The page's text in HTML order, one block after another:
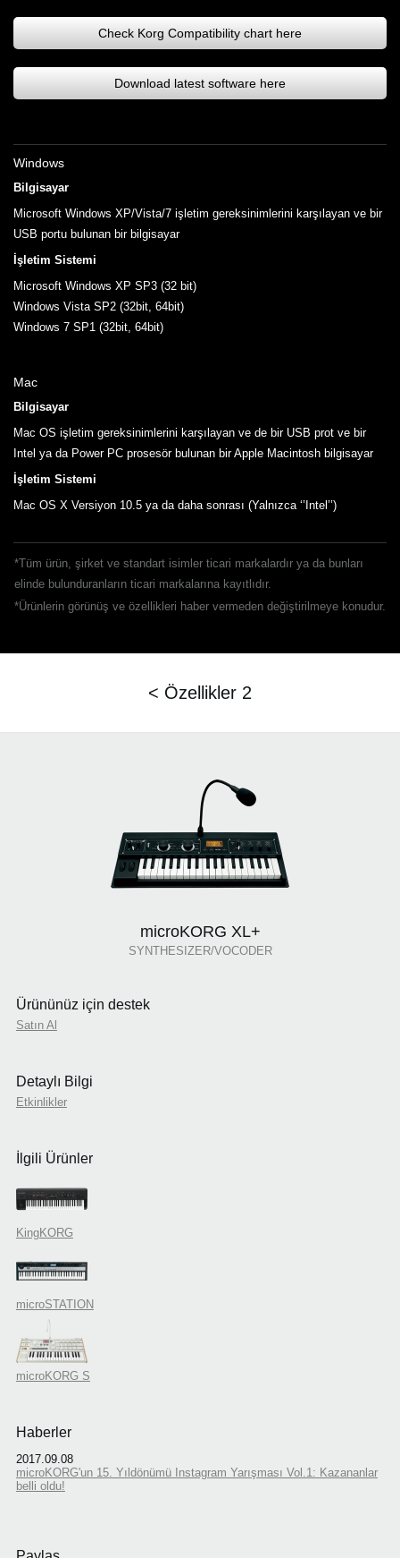
Check Korg Compatibility chart here
Download latest software here
Windows
Bilgisayar
Microsoft Windows XP/Vista/7 işletim gereksinimlerini karşılayan ve bir
USB portu bulunan bir bilgisayar
İşletim Sistemi
Microsoft Windows XP SP3 (32 bit)
Windows Vista SP2 (32bit, 64bit)
Windows 7 SP1 (32bit, 64bit)
Mac
Bilgisayar
Mac OS işletim gereksinimlerini karşılayan ve de bir USB prot ve bir
Intel ya da Power PC prosesör bulunan bir Apple Macintosh bilgisayar
İşletim Sistemi
Mac OS X Versiyon 10.5 ya da daha sonrası (Yalnızca ‘’Intel’’)
*Tüm ürün, şirket ve standart isimler ticari markalardır ya da bunları
elinde bulunduranların ticari markalarına kayıtlıdır.
*Ürünlerin görünüş ve özellikleri haber vermeden değiştirilmeye konudur.
< Özellikler 2
microKORG XL+
SYNTHESIZER/VOCODER
Ürününüz için destek
Satın Al
Detaylı Bilgi
Etkinlikler
İlgili Ürünler
KingKORG
microSTATION
microKORG S
Haberler
2017.09.08
microKORG'un 15. Yıldönümü Instagram Yarışması Vol.1: Kazananlar
belli oldu!